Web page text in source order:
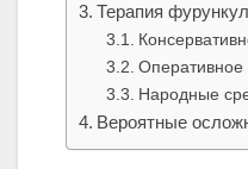
Терапия
Оперативное
Народные
Вероятные